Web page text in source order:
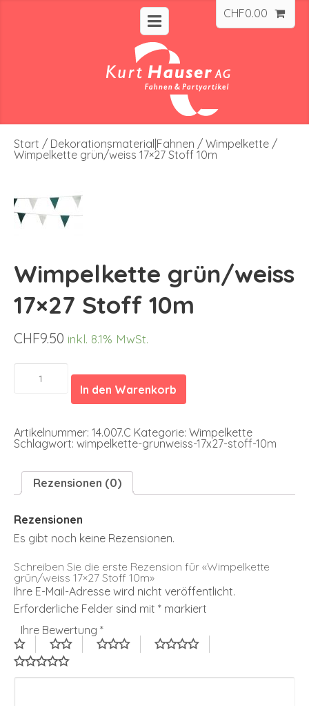
CHF0.00
Start / Dekorationsmaterial|Fahnen / Wimpelkette /
Wimpelkette grün/weiss 17×27 Stoff 10m
Wimpelkette grün/weiss
17×27 Stoff 10m
CHF9.50 inkl. 8.1% MwSt.
Wimpelkette
grün/weiss
17x27
In den Warenkorb
Artikelnummer: 14.007.C Kategorie: Wimpelkette
Schlagwort: wimpelkette-grunweiss-17x27-stoff-10m
Rezensionen (0)
Rezensionen
Es gibt noch keine Rezensionen.
Schreiben Sie die erste Rezension für «Wimpelkette
grün/weiss 17×27 Stoff 10m»
Ihre E-Mail-Adresse wird nicht veröffentlicht.
Erforderliche Felder sind mit * markiert
Ihre Bewertung *